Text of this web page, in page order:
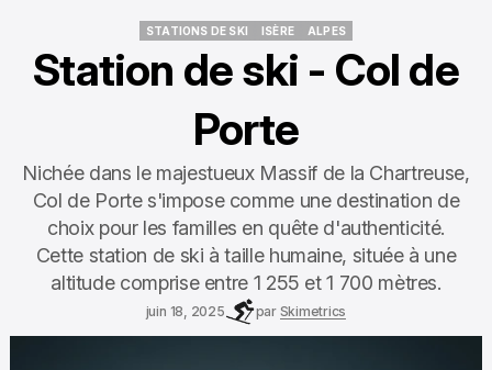
STATIONS DE SKI
ISÈRE
ALPES
Station de ski - Col de
Porte
Nichée dans le majestueux Massif de la Chartreuse,
Col de Porte s'impose comme une destination de
choix pour les familles en quête d'authenticité.
Cette station de ski à taille humaine, située à une
altitude comprise entre 1 255 et 1 700 mètres.
juin 18, 2025 par Skimetrics